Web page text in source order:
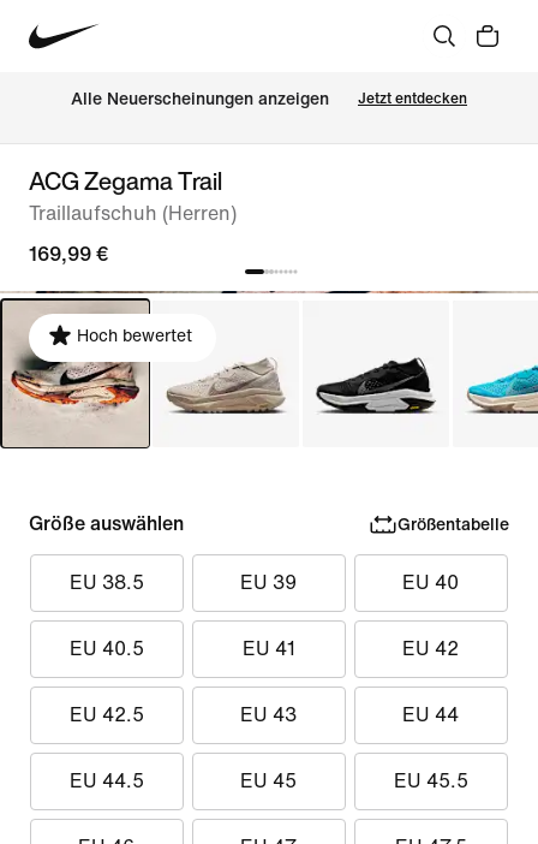
Alle Neuerscheinungen anzeigen Jetzt entdecken
ACG Zegama Trail
Traillaufschuh (Herren)
169,99 €
Hoch bewertet
Größe auswählen Größentabelle
EU 38.5 EU 39 EU 40
EU 40.5 EU 41 EU 42
EU 42.5 EU 43 EU 44
EU 44.5 EU 45 EU 45.5